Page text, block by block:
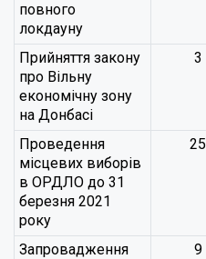
повного
локдауну
Прийняття закону
про Вільну
економічну зону
на Донбасі
3
Проведення
місцевих виборів
в ОРДЛО до 31
березня 2021
року
25
Запровадження
9